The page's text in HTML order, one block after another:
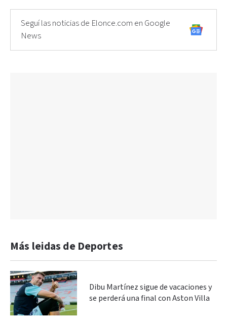
Seguí las noticias de Elonce.com en Google
News
Más leidas de Deportes
Dibu Martínez sigue de vacaciones y
se perderá una final con Aston Villa